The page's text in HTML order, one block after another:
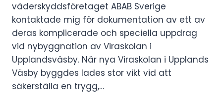
väderskyddsföretaget ABAB Sverige
kontaktade mig för dokumentation av ett av
deras komplicerade och speciella uppdrag
vid nybyggnation av Viraskolan i
Upplandsväsby. När nya Viraskolan i Upplands
Väsby byggdes lades stor vikt vid att
säkerställa en trygg,…